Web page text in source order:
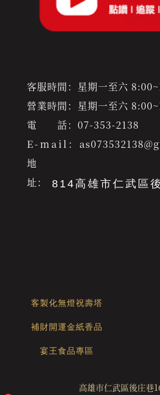
客服時間：星期一至六
營業時間：星期一至六
電 話： 07-353-2138
E-mail：
地
址：
814高雄市仁武區
客製化無燈祝壽塔
補財開運金紙香品
宴王食品專區
高雄市仁武區後庄巷